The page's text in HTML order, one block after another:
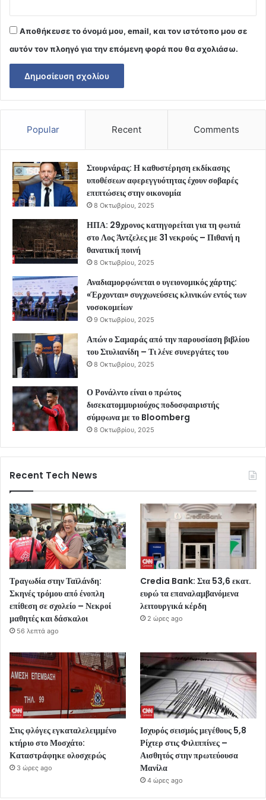
Αποθήκευσε το όνομά μου, email, και τον ιστότοπο μου σε
αυτόν τον πλοηγό για την επόμενη φορά που θα σχολιάσω.
Popular Recent Comments
Στουρνάρας: Η καθυστέρηση εκδίκασης
υποθέσεων αφερεγγυότητας έχουν σοβαρές
επιπτώσεις στην οικονομία
8 Οκτωβρίου, 2025
ΗΠΑ: 29χρονος κατηγορείται για τη φωτιά
στο Λος Άντζελες με 31 νεκρούς – Πιθανή η
θανατική ποινή
8 Οκτωβρίου, 2025
Αναδιαμορφώνεται ο υγειονομικός χάρτης:
«Έρχονται» συγχωνεύσεις κλινικών εντός των
νοσοκομείων
9 Οκτωβρίου, 2025
Απών ο Σαμαράς από την παρουσίαση βιβλίου
του Στυλιανίδη – Τι λένε συνεργάτες του
8 Οκτωβρίου, 2025
Ο Ρονάλντο είναι ο πρώτος
δισεκατομμυριούχος ποδοσφαιριστής
σύμφωνα με το Bloomberg
8 Οκτωβρίου, 2025
Recent Tech News
Τραγωδία στην Ταϊλάνδη:
Σκηνές τρόμου από ένοπλη
επίθεση σε σχολείο – Νεκροί
μαθητές και δάσκαλοι
56 λεπτά ago
Credia Bank: Στα 53,6 εκατ.
ευρώ τα επαναλαμβανόμενα
λειτουργικά κέρδη
2 ώρες ago
Στις φλόγες εγκαταλελειμμένο
κτήριο στο Μοσχάτο:
Καταστράφηκε ολοσχερώς
3 ώρες ago
Ισχυρός σεισμός μεγέθους 5,8
Ρίχτερ στις Φιλιππίνες –
Αισθητός στην πρωτεύουσα
Μανίλα
4 ώρες ago